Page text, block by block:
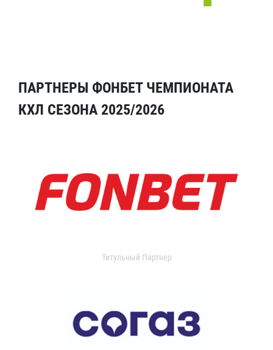
ПАРТНЕРЫ ФОНБЕТ ЧЕМПИОНАТА
КХЛ СЕЗОНА 2025/2026
Титульный Партнер